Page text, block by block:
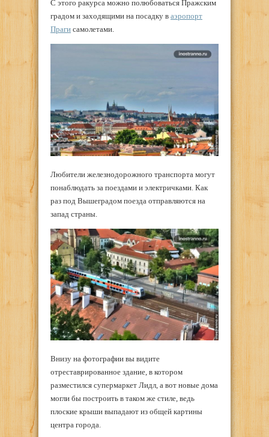
С этого ракурса можно полюбоваться Пражским
градом и заходящими на посадку в аэропорт
Праги самолетами.
Любители железнодорожного транспорта могут
понаблюдать за поездами и электричками. Как
раз под Вышеградом поезда отправляются на
запад страны.
Внизу на фотографии вы видите
отреставрированное здание, в котором
разместился супермаркет Лидл, а вот новые дома
могли бы построить в таком же стиле, ведь
плоские крыши выпадают из общей картины
центра города.